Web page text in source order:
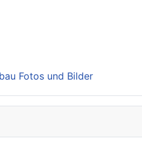
Fotos und Bilder